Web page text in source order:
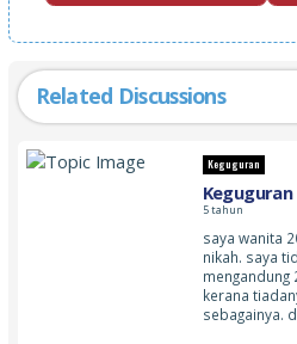
Related Discussions
Keguguran
5 tahun
saya wanita
nikah. saya
mengandung
kerana
sebagainya.